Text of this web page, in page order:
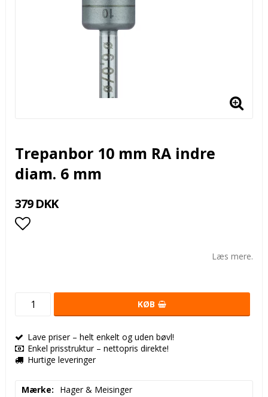
Trepanbor 10 mm RA indre
diam. 6 mm
379 DKK
Læs mere.
KØB
Lave priser – helt enkelt og uden bøvl!
Enkel prisstruktur – nettopris direkte!
Hurtige leveringer
Mærke Hager & Meisinger